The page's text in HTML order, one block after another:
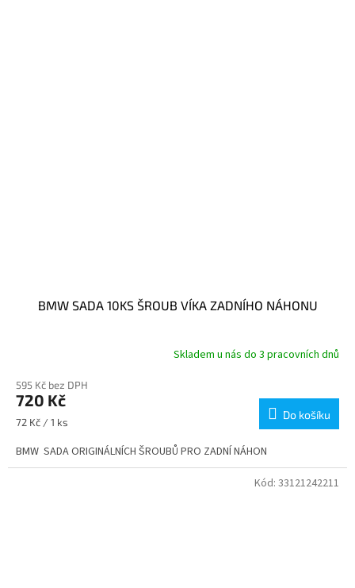
BMW SADA 10KS ŠROUB VÍKA ZADNÍHO NÁHONU
Skladem u nás do 3 pracovních dnů
595 Kč bez DPH
720 Kč
Měrná
72 Kč / 1 ks
Do košíku
BMW SADA ORIGINÁLNÍCH ŠROUBŮ PRO ZADNÍ NÁHON
Kód: 33121242211